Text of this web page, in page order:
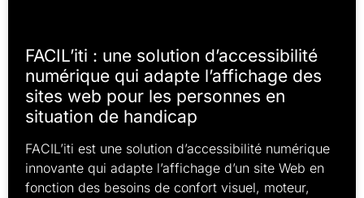
FACIL’iti : une solution d’accessibilité
numérique qui adapte l’affichage des
sites web pour les personnes en
situation de handicap
FACIL’iti est une solution d’accessibilité numérique
innovante qui adapte l’affichage d’un site Web en
fonction des besoins de confort visuel, moteur,